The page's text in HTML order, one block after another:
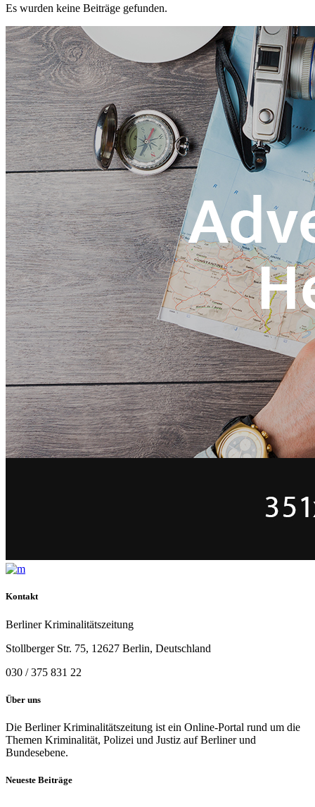
Es wurden keine Beiträge gefunden.
Kontakt
Berliner Kriminalitätszeitung
Stollberger Str. 75, 12627 Berlin, Deutschland
030 / 375 831 22
Über uns
Die Berliner Kriminalitätszeitung ist ein Online-Portal rund um die
Themen Kriminalität, Polizei und Justiz auf Berliner und
Bundesebene.
Neueste Beiträge